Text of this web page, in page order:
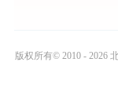
版权所有© 2010 - 2026